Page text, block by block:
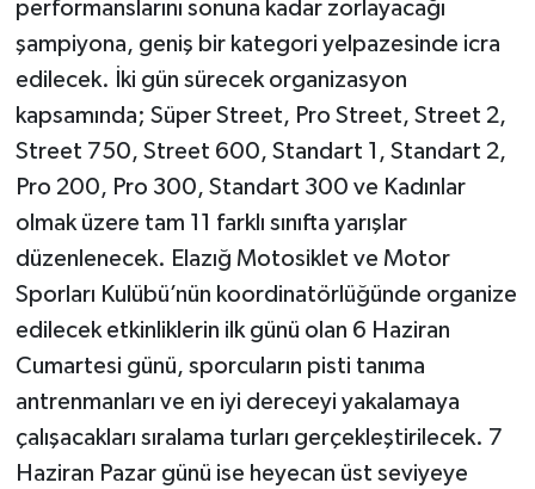
performanslarını sonuna kadar zorlayacağı
şampiyona, geniş bir kategori yelpazesinde icra
edilecek. İki gün sürecek organizasyon
kapsamında; Süper Street, Pro Street, Street 2,
Street 750, Street 600, Standart 1, Standart 2,
Pro 200, Pro 300, Standart 300 ve Kadınlar
olmak üzere tam 11 farklı sınıfta yarışlar
düzenlenecek. Elazığ Motosiklet ve Motor
Sporları Kulübü’nün koordinatörlüğünde organize
edilecek etkinliklerin ilk günü olan 6 Haziran
Cumartesi günü, sporcuların pisti tanıma
antrenmanları ve en iyi dereceyi yakalamaya
çalışacakları sıralama turları gerçekleştirilecek. 7
Haziran Pazar günü ise heyecan üst seviyeye